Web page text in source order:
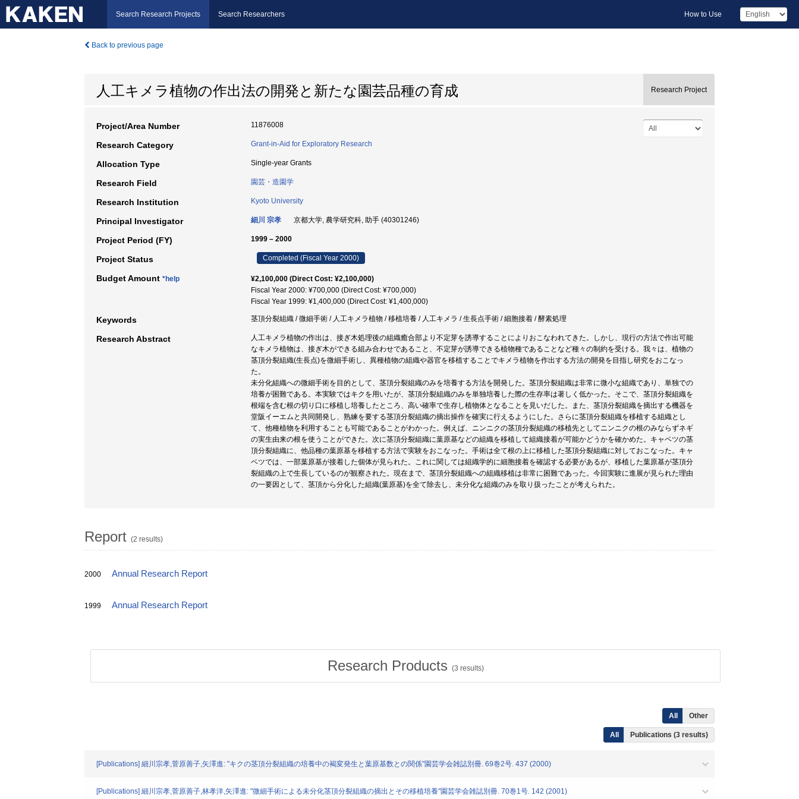
Search Research Projects Search Researchers How to Use
Back to previous page
人工キメラ植物の作出法の開発と新たな園芸品種の育成 Research Project
Project/Area Number 11876008
Research Category Grant-in-Aid for Exploratory Research
Allocation Type Single-year Grants
Research Field 園芸・造園学
Research Institution Kyoto University
Principal Investigator 細川 宗孝 京都大学, 農学研究科, 助手 (40301246)
Project Period (FY) 1999 – 2000
Project Status Completed (Fiscal Year 2000)
Budget Amount *help
¥2,100,000 (Direct Cost: ¥2,100,000)
Fiscal Year 2000: ¥700,000 (Direct Cost: ¥700,000)
Fiscal Year 1999: ¥1,400,000 (Direct Cost: ¥1,400,000)
Keywords 茎頂分裂組織 / 微細手術 / 人工キメラ植物 / 移植培養 / 人工キメラ / 生長点手術 / 細胞接着 / 酵素処理
Research Abstract
人工キメラ植物の作出は、接ぎ木処理後の組織癒合部より不定芽を誘導することによりおこなわれてきた。しかし、現行の方法で作出可能
なキメラ植物は、接ぎ木ができる組み合わせであること、不定芽が誘導できる植物種であることなど種々の制約を受ける。我々は、植物の
茎頂分裂組織(生長点)を微細手術し、異種植物の組織や器官を移植することでキメラ植物を作出する方法の開発を目指し研究をおこなっ
た。
未分化組織への微細手術を目的として、茎頂分裂組織のみを培養する方法を開発した。茎頂分裂組織は非常に微小な組織であり、単独での
培養が困難である。本実験ではキクを用いたが、茎頂分裂組織のみを単独培養した際の生存率は著しく低かった。そこで、茎頂分裂組織を
根端を含む根の切り口に移植し培養したところ、高い確率で生存し植物体となることを見いだした。また、茎頂分裂組織を摘出する機器を
堂阪イーエムと共同開発し、熟練を要する茎頂分裂組織の摘出操作を確実に行えるようにした。さらに茎頂分裂組織を移植する組織とし
て、他種植物を利用することも可能であることがわかった。例えば、ニンニクの茎頂分裂組織の移植先としてニンニクの根のみならずネギ
の実生由来の根を使うことができた。次に茎頂分裂組織に葉原基などの組織を移植して組織接着が可能かどうかを確かめた。キャベツの茎
頂分裂組織に、他品種の葉原基を移植する方法で実験をおこなった。手術は全て根の上に移植した茎頂分裂組織に対しておこなった。キャ
ベツでは、一部葉原基が接着した個体が見られた。これに関しては組織学的に細胞接着を確認する必要があるが、移植した葉原基が茎頂分
裂組織の上で生長しているのが観察された。現在まで、茎頂分裂組織への組織移植は非常に困難であった。今回実験に進展が見られた理由
の一要因として、茎頂から分化した組織(葉原基)を全て除去し、未分化な組織のみを取り扱ったことが考えられた。
Report (2 results)
2000 Annual Research Report
1999 Annual Research Report
Research Products (3 results)
All Other
All Publications (3 results)
[Publications] 細川宗孝,菅原善子,矢澤進: "キクの茎頂分裂組織の培養中の褐変発生と葉原基数との関係"園芸学会雑誌別冊. 69巻2号. 437 (2000)
[Publications] 細川宗孝,菅原善子,林孝洋,矢澤進: "微細手術による未分化茎頂分裂組織の摘出とその移植培養"園芸学会雑誌別冊. 70巻1号. 142 (2001)